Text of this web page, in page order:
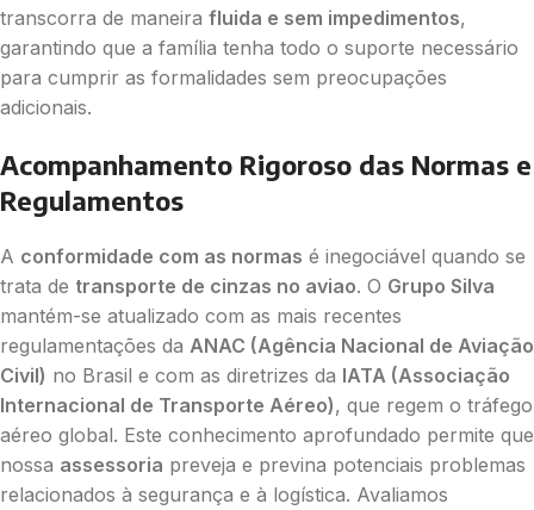
transcorra de maneira fluida e sem impedimentos,
garantindo que a família tenha todo o suporte necessário
para cumprir as formalidades sem preocupações
adicionais.
Acompanhamento Rigoroso das Normas e
Regulamentos
A conformidade com as normas é inegociável quando se
trata de transporte de cinzas no aviao. O Grupo Silva
mantém-se atualizado com as mais recentes
regulamentações da ANAC (Agência Nacional de Aviação
Civil) no Brasil e com as diretrizes da IATA (Associação
Internacional de Transporte Aéreo), que regem o tráfego
aéreo global. Este conhecimento aprofundado permite que
nossa assessoria preveja e previna potenciais problemas
relacionados à segurança e à logística. Avaliamos